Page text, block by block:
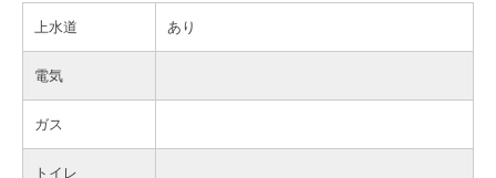
上水道 あり
電気
ガス
トイレ